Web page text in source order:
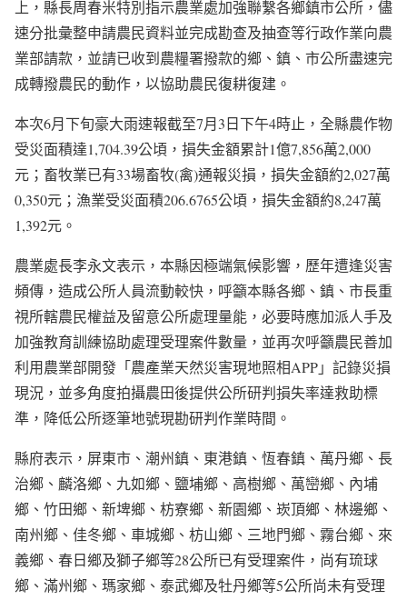
上，縣長周春米特別指示農業處加強聯繫各鄉鎮市公所，儘
速分批彙整申請農民資料並完成勘查及抽查等行政作業向農
業部請款，並請已收到農糧署撥款的鄉、鎮、市公所盡速完
成轉撥農民的動作，以協助農民復耕復建。
本次6月下旬豪大雨速報截至7月3日下午4時止，全縣農作物
受災面積達1,704.39公頃，損失金額累計1億7,856萬2,000
元；畜牧業已有33場畜牧(禽)通報災損，損失金額約2,027萬
0,350元；漁業受災面積206.6765公頃，損失金額約8,247萬
1,392元。
農業處長李永文表示，本縣因極端氣候影響，歷年遭逢災害
頻傳，造成公所人員流動較快，呼籲本縣各鄉、鎮、市長重
視所轄農民權益及留意公所處理量能，必要時應加派人手及
加強教育訓練協助處理受理案件數量，並再次呼籲農民善加
利用農業部開發「農產業天然災害現地照相APP」記錄災損
現況，並多角度拍攝農田後提供公所研判損失率達救助標
準，降低公所逐筆地號現勘研判作業時間。
縣府表示，屏東市、潮州鎮、東港鎮、恆春鎮、萬丹鄉、長
治鄉、麟洛鄉、九如鄉、鹽埔鄉、高樹鄉、萬巒鄉、內埔
鄉、竹田鄉、新埤鄉、枋寮鄉、新園鄉、崁頂鄉、林邊鄉、
南州鄉、佳冬鄉、車城鄉、枋山鄉、三地門鄉、霧台鄉、來
義鄉、春日鄉及獅子鄉等28公所已有受理案件，尚有琉球
鄉、滿州鄉、瑪家鄉、泰武鄉及牡丹鄉等5公所尚未有受理